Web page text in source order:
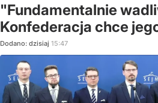
"Fundamentalnie
Konfederacja chce
Dodano: dzisiaj 15:47